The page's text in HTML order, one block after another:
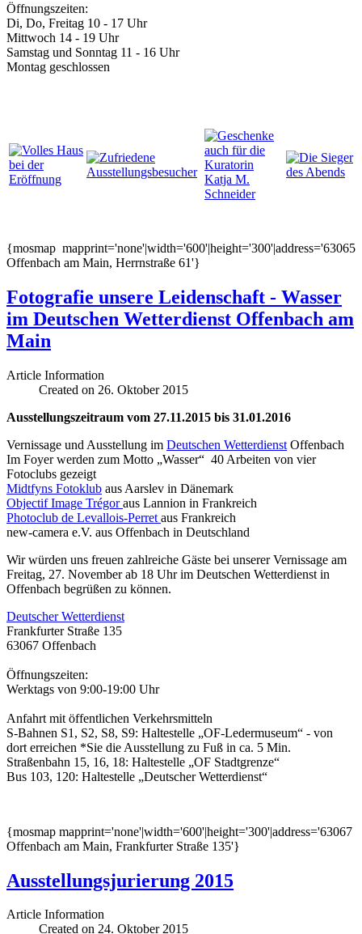
Öffnungszeiten:
Di, Do, Freitag 10 - 17 Uhr
Mittwoch 14 - 19 Uhr
Samstag und Sonntag 11 - 16 Uhr
Montag geschlossen
{mosmap mapprint='none'|width='600'|height='300'|address='63065
Offenbach am Main, Herrnstraße 61'}
Fotografie unsere Leidenschaft - Wasser
im Deutschen Wetterdienst Offenbach am
Main
Article Information
Created on 26. Oktober 2015
Ausstellungszeitraum vom 27.11.2015 bis 31.01.2016
Vernissage und Ausstellung im Deutschen Wetterdienst Offenbach
Im Foyer werden zum Motto „Wasser“ 40 Arbeiten von vier
Fotoclubs gezeigt
Midtfyns Fotoklub aus Aarslev in Dänemark
Objectif Image Trégoraus Lannion in Frankreich
Photoclub de Levallois-Perret aus Frankreich
new-camera e.V. aus Offenbach in Deutschland
Wir würden uns freuen zahlreiche Gäste bei unserer Vernissage am
Freitag, 27. November ab 18 Uhr im Deutschen Wetterdienst in
Offenbach begrüßen zu können.
Deutscher Wetterdienst
Frankfurter Straße 135
63067 Offenbach
Öffnungszeiten:
Werktags von 9:00-19:00 Uhr
Anfahrt mit öffentlichen Verkehrsmitteln
S-Bahnen S1, S2, S8, S9: Haltestelle „OF-Ledermuseum“ - von
dort erreichen *Sie die Ausstellung zu Fuß in ca. 5 Min.
Straßenbahn 15, 16, 18: Haltestelle „OF Stadtgrenze“
Bus 103, 120: Haltestelle „Deutscher Wetterdienst“
{mosmap mapprint='none'|width='600'|height='300'|address='63067
Offenbach am Main, Frankfurter Straße 135'}
Ausstellungsjurierung 2015
Article Information
Created on 24. Oktober 2015